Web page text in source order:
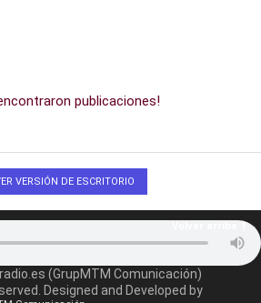
publicaciones!
VERSIÓN DE ESCRITORIO
(GrupMTM Comunicación)
Designed and Developed by